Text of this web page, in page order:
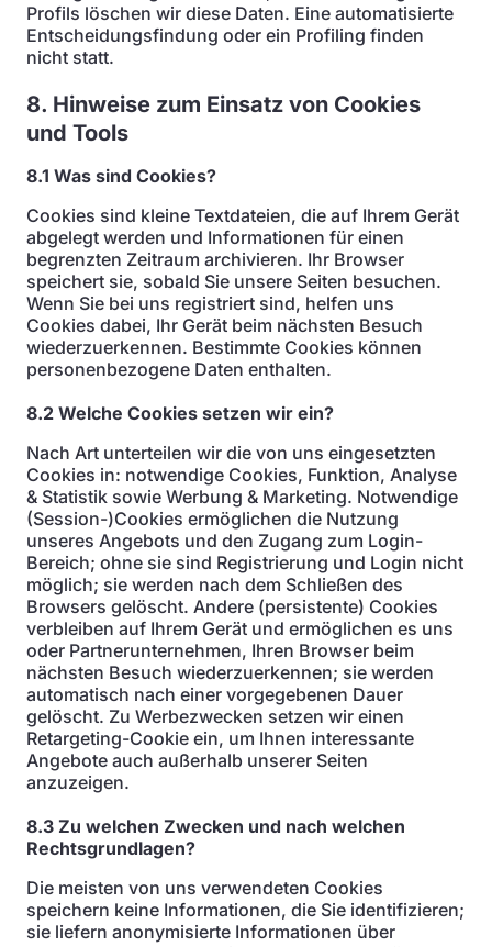
Profils löschen wir diese Daten. Eine automatisierte
Entscheidungsfindung oder ein Profiling finden
nicht statt.
8. Hinweise zum Einsatz von Cookies
und Tools
8.1 Was sind Cookies?
Cookies sind kleine Textdateien, die auf Ihrem Gerät
abgelegt werden und Informationen für einen
begrenzten Zeitraum archivieren. Ihr Browser
speichert sie, sobald Sie unsere Seiten besuchen.
Wenn Sie bei uns registriert sind, helfen uns
Cookies dabei, Ihr Gerät beim nächsten Besuch
wiederzuerkennen. Bestimmte Cookies können
personenbezogene Daten enthalten.
8.2 Welche Cookies setzen wir ein?
Nach Art unterteilen wir die von uns eingesetzten
Cookies in: notwendige Cookies, Funktion, Analyse
& Statistik sowie Werbung & Marketing. Notwendige
(Session-)Cookies ermöglichen die Nutzung
unseres Angebots und den Zugang zum Login-
Bereich; ohne sie sind Registrierung und Login nicht
möglich; sie werden nach dem Schließen des
Browsers gelöscht. Andere (persistente) Cookies
verbleiben auf Ihrem Gerät und ermöglichen es uns
oder Partnerunternehmen, Ihren Browser beim
nächsten Besuch wiederzuerkennen; sie werden
automatisch nach einer vorgegebenen Dauer
gelöscht. Zu Werbezwecken setzen wir einen
Retargeting-Cookie ein, um Ihnen interessante
Angebote auch außerhalb unserer Seiten
anzuzeigen.
8.3 Zu welchen Zwecken und nach welchen
Rechtsgrundlagen?
Die meisten von uns verwendeten Cookies
speichern keine Informationen, die Sie identifizieren;
sie liefern anonymisierte Informationen über